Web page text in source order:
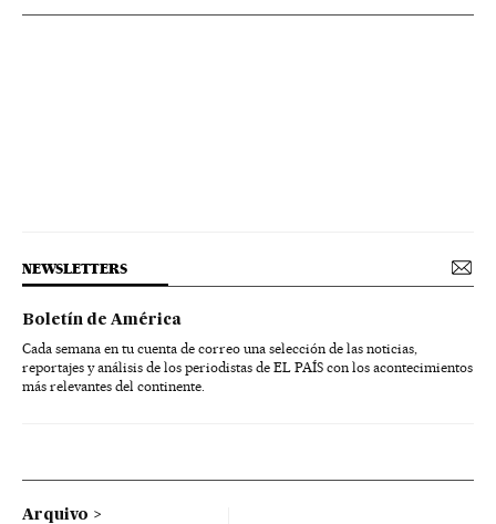
NEWSLETTERS
Boletín de América
Cada semana en tu cuenta de correo una selección de las noticias,
reportajes y análisis de los periodistas de EL PAÍS con los acontecimientos
más relevantes del continente.
Arquivo